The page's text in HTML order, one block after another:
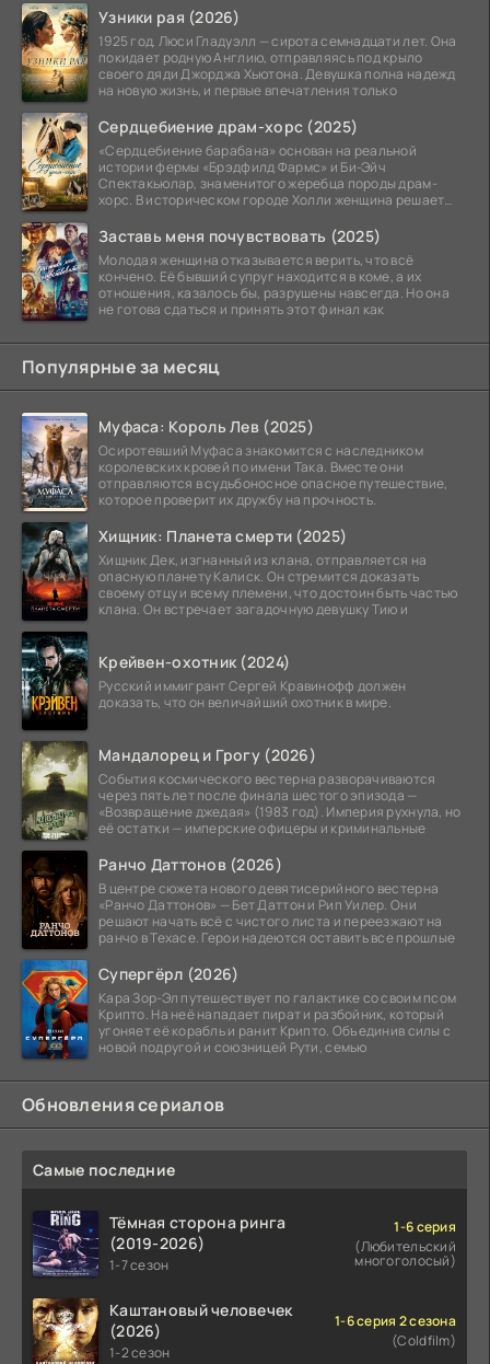
Узники рая (2026)
1925 год. Люси Гладуэлл — сирота семнадцати лет. Она
покидает родную Англию, отправляясь под крыло
своего дяди Джорджа Хьютона. Девушка полна надежд
на новую жизнь, и первые впечатления только
Сердцебиение драм-хорс (2025)
«Сердцебиение барабана» основан на реальной
истории фермы «Брэдфилд Фармс» и Би-Эйч
Спектакьюлар, знаменитого жеребца породы драм-
хорс. В историческом городе Холли женщина решает
Заставь меня почувствовать (2025)
Молодая женщина отказывается верить, что всё
кончено. Её бывший супруг находится в коме, а их
отношения, казалось бы, разрушены навсегда. Но она
не готова сдаться и принять этот финал как
Популярные за месяц
Муфаса: Король Лев (2025)
Осиротевший Муфаса знакомится с наследником
королевских кровей по имени Така. Вместе они
отправляются в судьбоносное опасное путешествие,
которое проверит их дружбу на прочность.
Хищник: Планета смерти (2025)
Хищник Дек, изгнанный из клана, отправляется на
опасную планету Калиск. Он стремится доказать
своему отцу и всему племени, что достоин быть частью
клана. Он встречает загадочную девушку Тию и
Крейвен-охотник (2024)
Русский иммигрант Сергей Кравинофф должен
доказать, что он величайший охотник в мире.
Мандалорец и Грогу (2026)
События космического вестерна разворачиваются
через пять лет после финала шестого эпизода —
«Возвращение джедая» (1983 год). Империя рухнула, но
её остатки — имперские офицеры и криминальные
Ранчо Даттонов (2026)
В центре сюжета нового девятисерийного вестерна
«Ранчо Даттонов» — Бет Даттон и Рип Уилер. Они
решают начать всё с чистого листа и переезжают на
ранчо в Техасе. Герои надеются оставить все прошлые
Супергёрл (2026)
Кара Зор-Эл путешествует по галактике со своим псом
Крипто. На неё нападает пират и разбойник, который
угоняет её корабль и ранит Крипто. Объединив силы с
новой подругой и союзницей Рути, семью
Обновления сериалов
Самые последние
Тёмная сторона ринга
(2019-2026)
1-7 сезон
1-6 серия
(Любительский
многоголосый)
Каштановый человечек
(2026)
1-2 сезон
1-6 серия 2 сезона
(Coldfilm)